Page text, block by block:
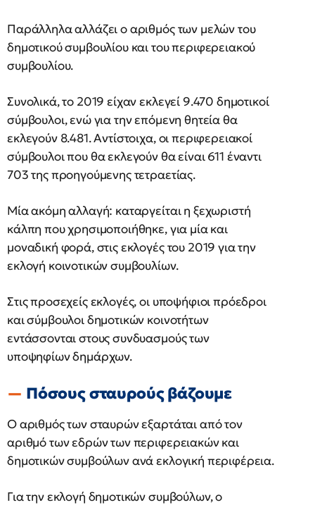
Παράλληλα αλλάζει ο αριθμός των μελών του
δημοτικού συμβουλίου και του περιφερειακού
συμβουλίου.
Συνολικά, το 2019 είχαν εκλεγεί 9.470 δημοτικοί
σύμβουλοι, ενώ για την επόμενη θητεία θα
εκλεγούν 8.481. Αντίστοιχα, οι περιφερειακοί
σύμβουλοι που θα εκλεγούν θα είναι 611 έναντι
703 της προηγούμενης τετραετίας.
Μία ακόμη αλλαγή: καταργείται η ξεχωριστή
κάλπη που χρησιμοποιήθηκε, για μία και
μοναδική φορά, στις εκλογές του 2019 για την
εκλογή κοινοτικών συμβουλίων.
Στις προσεχείς εκλογές, οι υποψήφιοι πρόεδροι
και σύμβουλοι δημοτικών κοινοτήτων
εντάσσονται στους συνδυασμούς των
υποψηφίων δημάρχων.
Πόσους σταυρούς βάζουμε
Ο αριθμός των σταυρών εξαρτάται από τον
αριθμό των εδρών των περιφερειακών και
δημοτικών συμβούλων ανά εκλογική περιφέρεια.
Για την εκλογή δημοτικών συμβούλων, ο